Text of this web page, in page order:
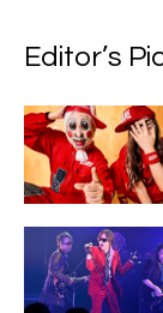
Editor’s